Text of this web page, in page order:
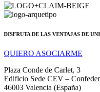
DISFRUTA DE LAS VENTAJAS DE
QUIERO ASOCIARME
Plaza Conde de Carlet, 3
Edificio Sede CEV –
46003 Valencia (España)